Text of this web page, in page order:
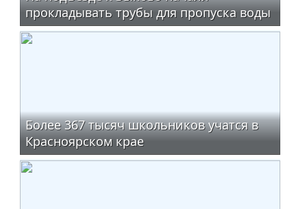
прокладывать трубы для пропуска воды
Более 367 тысяч школьников учатся в
Красноярском крае